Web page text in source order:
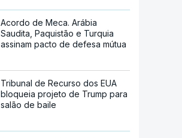
Acordo de Meca. Arábia
Saudita, Paquistão e Turquia
assinam pacto de defesa mútua
Tribunal de Recurso dos EUA
bloqueia projeto de Trump para
salão de baile